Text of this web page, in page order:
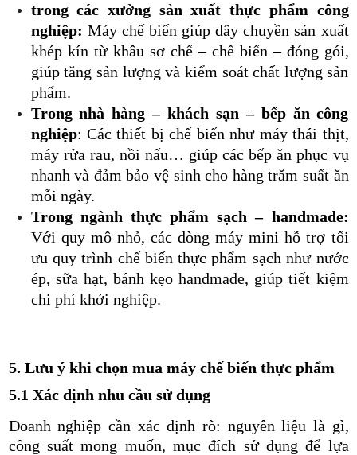
trong các xưởng sản xuất thực phẩm công
nghiệp: Máy chế biến giúp dây chuyền sản xuất
khép kín từ khâu sơ chế – chế biến – đóng gói,
giúp tăng sản lượng và kiểm soát chất lượng sản
phẩm.
Trong nhà hàng – khách sạn – bếp ăn công
nghiệp: Các thiết bị chế biến như máy thái thịt,
máy rửa rau, nồi nấu… giúp các bếp ăn phục vụ
nhanh và đảm bảo vệ sinh cho hàng trăm suất ăn
mỗi ngày.
Trong ngành thực phẩm sạch – handmade:
Với quy mô nhỏ, các dòng máy mini hỗ trợ tối
ưu quy trình chế biến thực phẩm sạch như nước
ép, sữa hạt, bánh kẹo handmade, giúp tiết kiệm
chi phí khởi nghiệp.
5. Lưu ý khi chọn mua máy chế biến thực phẩm
5.1 Xác định nhu cầu sử dụng
Doanh nghiệp cần xác định rõ: nguyên liệu là gì,
công suất mong muốn, mục đích sử dụng để lựa